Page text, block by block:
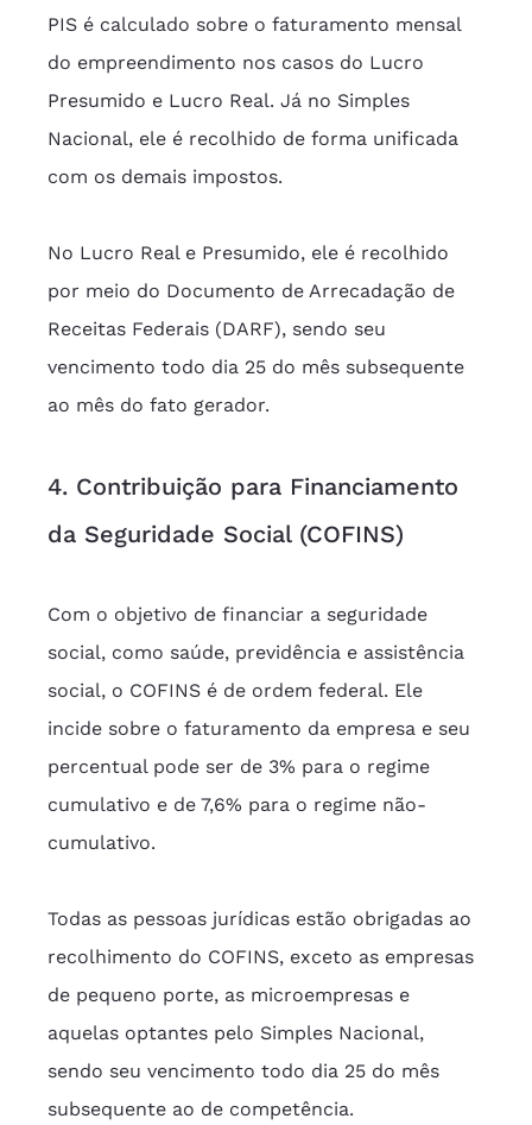
PIS é calculado sobre o faturamento mensal
do empreendimento nos casos do Lucro
Presumido e Lucro Real. Já no Simples
Nacional, ele é recolhido de forma unificada
com os demais impostos.
No Lucro Real e Presumido, ele é recolhido
por meio do Documento de Arrecadação de
Receitas Federais (DARF), sendo seu
vencimento todo dia 25 do mês subsequente
ao mês do fato gerador.
4. Contribuição para Financiamento
da Seguridade Social (COFINS)
Com o objetivo de financiar a seguridade
social, como saúde, previdência e assistência
social, o COFINS é de ordem federal. Ele
incide sobre o faturamento da empresa e seu
percentual pode ser de 3% para o regime
cumulativo e de 7,6% para o regime não-
cumulativo.
Todas as pessoas jurídicas estão obrigadas ao
recolhimento do COFINS, exceto as empresas
de pequeno porte, as microempresas e
aquelas optantes pelo Simples Nacional,
sendo seu vencimento todo dia 25 do mês
subsequente ao de competência.